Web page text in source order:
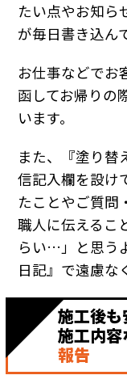
たい点やお知ら
が毎日書き込ん
お仕事などでお
函してお帰りの
います。
また、『塗り替
信記入欄を設け
たことやご質問
職人に伝えるこ
らい…」と思う
日記』で遠慮な
施工後
施工内容
報告